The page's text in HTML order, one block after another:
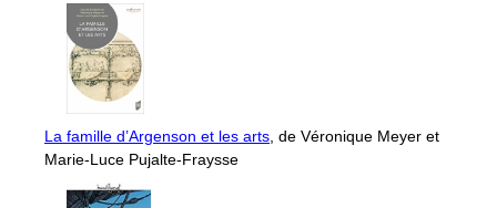
La famille d’Argenson et les arts , de Véronique Meyer et
Marie-Luce Pujalte-Fraysse